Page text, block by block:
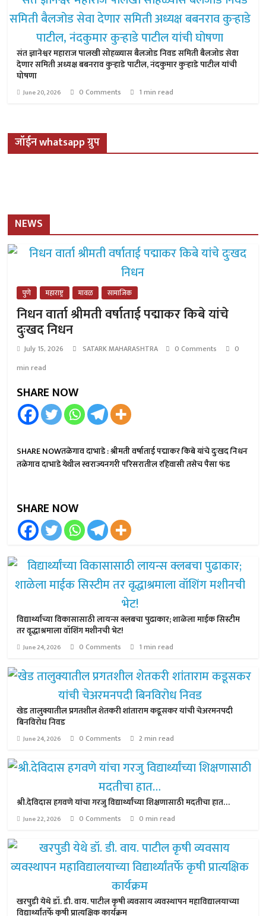
संत ज्ञानेश्वर महाराज पालखी सोहळ्यास बैलजोड निवड समिती बैलजोड सेवा
देणार समिती अध्यक्ष बबनराव कुऱ्हाडे पाटील, नंदकुमार कुऱ्हाडे पाटील यांची
घोषणा
June 20, 2026 0 Comments 1 min read
जॉईन whatsapp ग्रुप
NEWS
पुणे महाराष्ट्र मावळ सामाजिक
निधन वार्ता श्रीमती वर्षाताई पद्माकर किबे यांचे
दुःखद निधन
July 15, 2026 SATARK MAHARASHTRA 0 Comments
0
min read
SHARE NOW
SHARE NOWतळेगाव दाभाडे : श्रीमती वर्षाताई पद्माकर किबे यांचे दुःखद निधन
तळेगाव दाभाडे येथील स्वराज्यनगरी परिसरातील रहिवासी तसेच पैसा फंड
SHARE NOW
विद्यार्थ्यांच्या विकासासाठी लायन्स क्लबचा पुढाकार; शाळेला माईक सिस्टीम
तर वृद्धाश्रमाला वॉशिंग मशीनची भेट!
June 24, 2026 0 Comments 1 min read
खेड तालुक्यातील प्रगतशील शेतकरी शांताराम कडूसकर यांची चेअरमनपदी
बिनविरोध निवड
June 24, 2026 0 Comments 2 min read
श्री.देविदास हगवणे यांचा गरजु विद्यार्थ्यांच्या शिक्षणासाठी मदतीचा हात…
June 22, 2026 0 Comments 0 min read
खरपुडी येथे डॉ. डी. वाय. पाटील कृषी व्यवसाय व्यवस्थापन महाविद्यालयाच्या
विद्यार्थ्यांतर्फे कृषी प्रात्यक्षिक कार्यक्रम